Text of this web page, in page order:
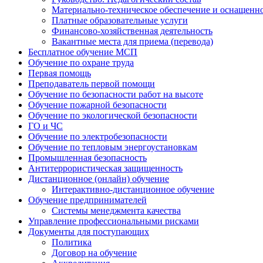
Материально-техническое обеспечение и
Платные образовательные услуги
Финансово-хозяйственная деятельность
Вакантные места для приема (перевода)
Бесплатное обучение МСП
Обучение по охране труда
Первая помощь
Преподаватель первой помощи
Обучение по безопасности работ на высоте
Обучение пожарной безопасности
Обучение по экологической безопасности
ГО и ЧС
Обучение по электробезопасности
Обучение по тепловым энергоустановкам
Промышленная безопасность
Антитеррористическая защищенность
Дистанционное (онлайн) обучение
Интерактивно-дистанционное обучение
Обучение предпринимателей
Системы менеджмента качества
Управление профессиональными рисками
Документы для поступающих
Политика
Договор на обучение